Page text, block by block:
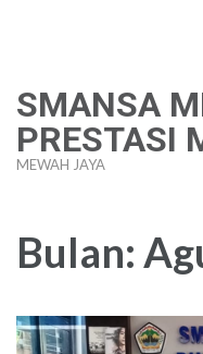
(Tekan
Enter)
SMANSA
PRESTASI
MEWAH JAYA
Bulan: